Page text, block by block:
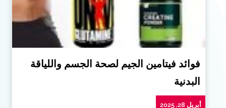
فوائد فيتامين الجيم لصحة الجسم واللياقة
البدنية
أبريل 28, 2025